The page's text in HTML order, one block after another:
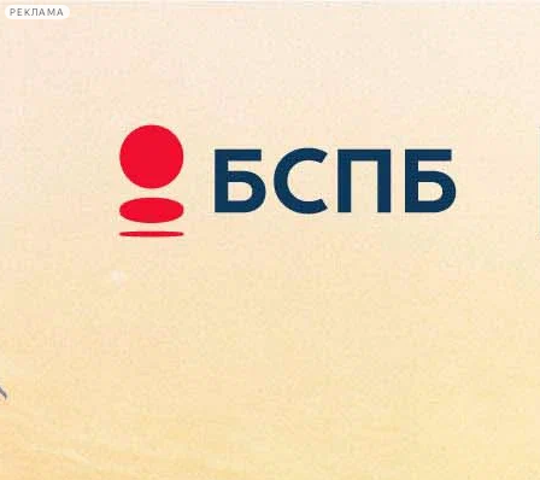
РЕКЛАМА
Сегодня:
2026.08.08
12:36
Афиша Plus